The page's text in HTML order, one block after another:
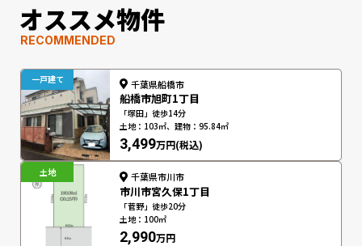
オススメ物件
RECOMMENDED
一戸建て 千葉県船橋市
船橋市旭町1丁目
「塚田」徒歩14分
土地：103㎡、建物：95.84㎡
3,499万円(税込)
土地 千葉県市川市
市川市宮久保1丁目
「菅野」徒歩20分
土地：100㎡
2,990万円